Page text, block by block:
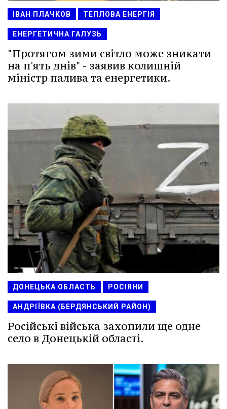
ІВАН ПЛАЧКОВ ТЕПЛОВА ЕНЕРГІЯ
ЕНЕРГЕТИЧНА ГАЛУЗЬ
"Протягом зими світло може зникати
на п'ять днів" - заявив колишній
міністр палива та енергетики.
ДОНЕЦЬКА ОБЛАСТЬ РОСІЯНИ
АНДРІЇВКА (БЕРДЯНСЬКИЙ РАЙОН)
Російські війська захопили ще одне
село в Донецькій області.